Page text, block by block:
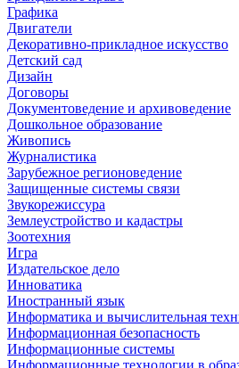
Графика
Двигатели
Декоративно-прикладное искусство
Детский сад
Дизайн
Договоры
Документоведение и архивоведение
Дошкольное образование
Живопись
Журналистика
Зарубежное регионоведение
Защищенные системы связи
Звукорежиссура
Землеустройство и кадастры
Зоотехния
Игра
Издательское дело
Инноватика
Иностранный язык
Информатика и вычислительная
Информационная безопасность
Информационные системы
Информационные технологии в